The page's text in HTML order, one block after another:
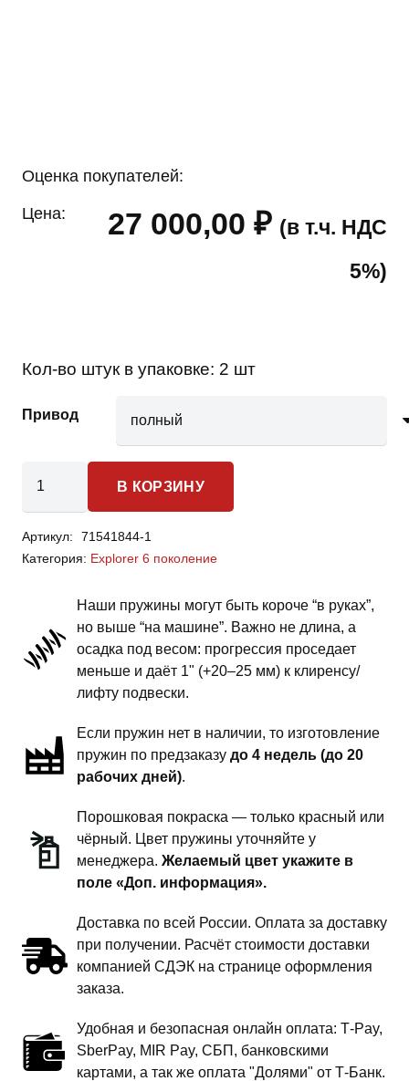
Оценка покупателей:
Цена: 27 000,00 ₽ (в т.ч. НДС
5%)
Кол-во штук в упаковке: 2 шт
Привод
товара
Explorer
6
пружины
задней
дюйм
комфорт
В КОРЗИНУ
Артикул:
71541844-1
Категория: Explorer 6 поколение
Наши пружины могут быть короче “в руках”,
но выше “на машине”. Важно не длина, а
осадка под весом: прогрессия проседает
меньше и даёт 1" (+20–25 мм) к клиренсу/
лифту подвески.
Если пружин нет в наличии, то изготовление
пружин по предзаказу до 4 недель (до 20
рабочих дней).
Порошковая покраска — только красный или
чёрный. Цвет пружины уточняйте у
менеджера. Желаемый цвет укажите в
поле «Доп. информация».
Доставка по всей России. Оплата за доставку
при получении. Расчёт стоимости доставки
компанией СДЭК на странице оформления
заказа.
Удобная и безопасная онлайн оплата: T‑Pay,
SberPay, MIR Pay, СБП, банковскими
картами, а так же оплата "Долями" от Т-Банк.